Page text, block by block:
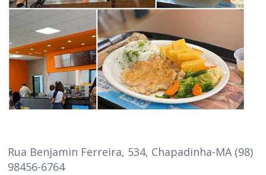
Rua Benjamin Ferreira, 534, Chapadinha-MA (98)
98456-6764